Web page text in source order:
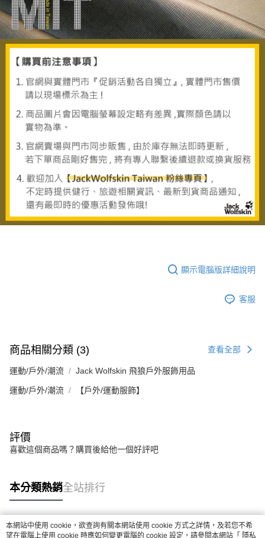
顯示電腦版詳細說明
客服
商品相關分類 (3) 查看全部
運動/戶外/潮流 Jack Wolfskin 飛狼戶外服飾用品
運動/戶外/潮流 【戶外/運動服飾】
評價
喜歡這個商品嗎？購買後給他一個好評吧
本分類熱銷全站排行
熱門標籤
本網站中使用 cookie，欲查詢有關本網站使用 cookie 方式之詳情，及若您不希
望在電腦上使用 cookie 時應如何變更電腦的 cookie 設定，請參閱本網站「 隱私